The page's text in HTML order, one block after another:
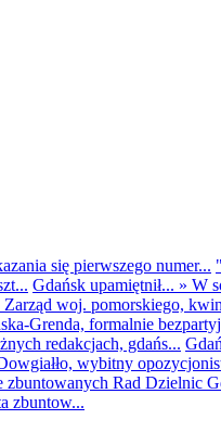
się pierwszego numer...
Gdańsk upamiętnił... » W
Zarząd woj. pomorskiego,
Grenda, formalnie
redakcjach, gdańs...
wybitny
Rad Dzielnic
zbuntow...